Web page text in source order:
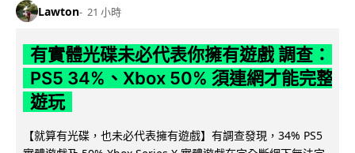
Lawton 21 小時
有實體光碟未必代表你擁有遊戲 調查：
PS5 34%、Xbox 50% 須連網才能完整
遊玩
【就算有光碟，也未必代表擁有遊戲】有調查發現，34% PS5